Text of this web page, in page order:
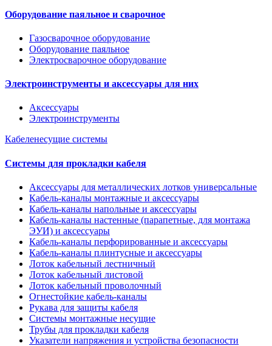
Оборудование паяльное и сварочное
Газосварочное оборудование
Оборудование паяльное
Электросварочное оборудование
Электроинструменты и аксессуары для них
Аксессуары
Электроинструменты
Кабеленесущие системы
Системы для прокладки кабеля
Аксессуары для металлических лотков универсальные
Кабель-каналы монтажные и аксессуары
Кабель-каналы напольные и аксессуары
Кабель-каналы настенные (парапетные, для монтажа
ЭУИ) и аксессуары
Кабель-каналы перфорированные и аксессуары
Кабель-каналы плинтусные и аксессуары
Лоток кабельный лестничный
Лоток кабельный листовой
Лоток кабельный проволочный
Огнестойкие кабель-каналы
Рукава для защиты кабеля
Системы монтажные несущие
Трубы для прокладки кабеля
Указатели напряжения и устройства безопасности